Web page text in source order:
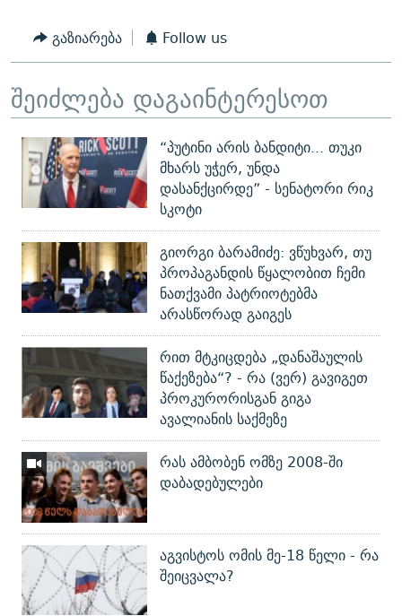
გაზიარება Follow us
შეიძლება დაგაინტერესოთ
“პუტინი არის ბანდიტი... თუკი
მხარს უჭერ, უნდა
დასანქცირდე” - სენატორი რიკ
სკოტი
გიორგი ბარამიძე: ვწუხვარ, თუ
პროპაგანდის წყალობით ჩემი
ნათქვამი პატრიოტებმა
არასწორად გაიგეს
რით მტკიცდება „დანაშაულის
წაქეზება“? - რა (ვერ) გავიგეთ
პროკურორისგან გიგა
ავალიანის საქმეზე
რას ამბობენ ომზე 2008-ში
დაბადებულები
აგვისტოს ომის მე-18 წელი - რა
შეიცვალა?